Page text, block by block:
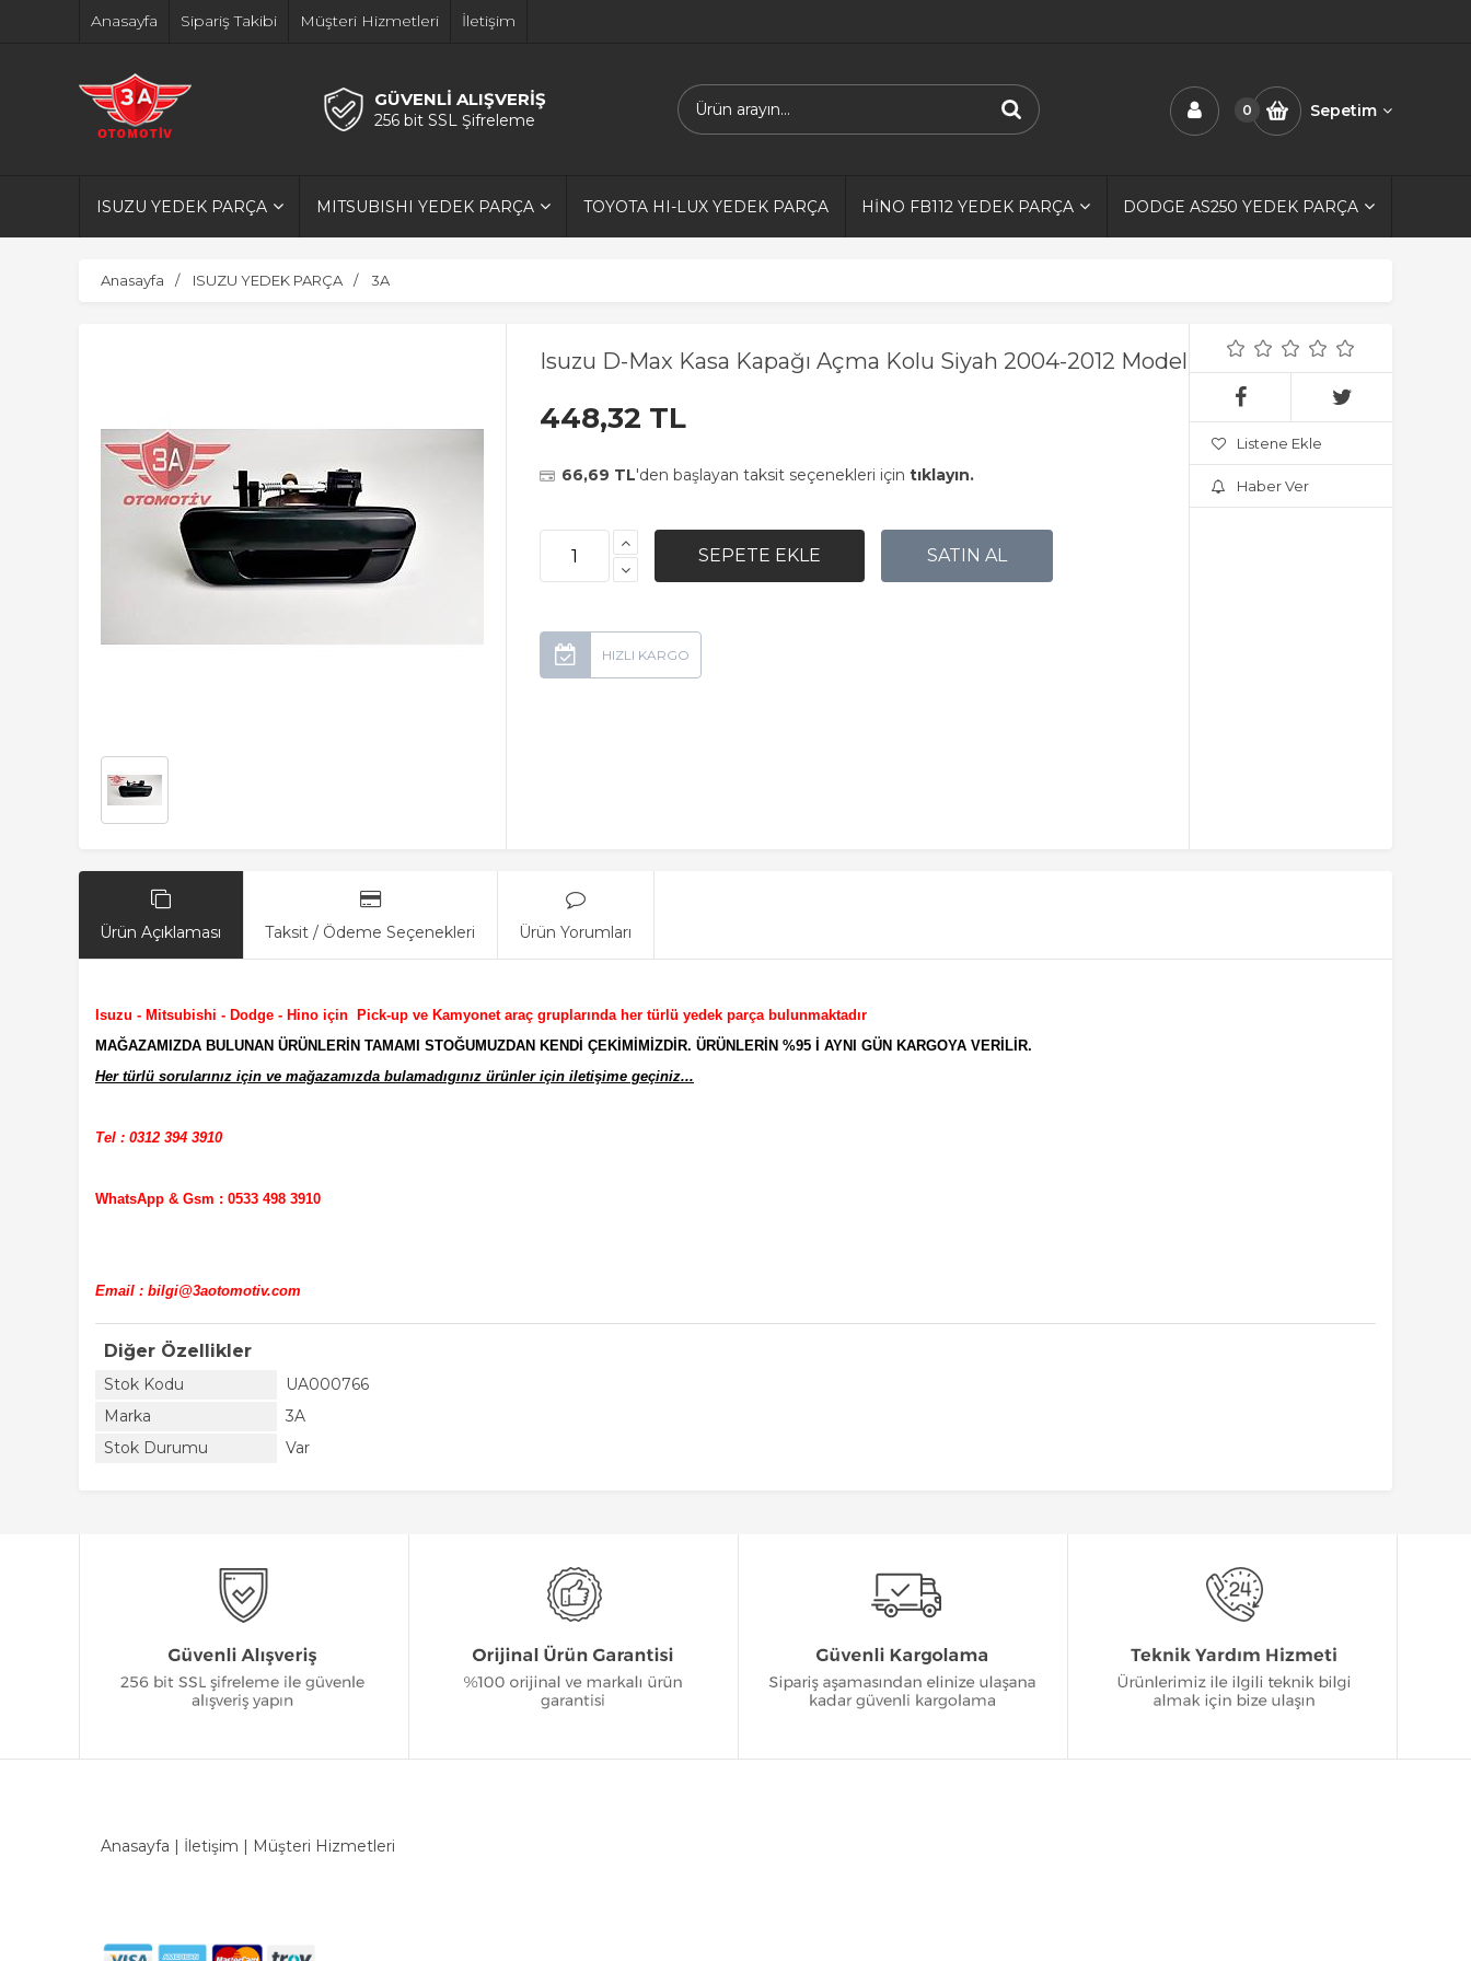
Anasayfa Sipariş Takibi Müşteri Hizmetleri İletişim
GÜVENLİ ALIŞVERİŞ
256 bit SSL Şifreleme
0 Sepetim
ISUZU YEDEK PARÇA MITSUBISHI YEDEK PARÇA TOYOTA HI-LUX YEDEK PARÇA HİNO FB112 YEDEK PARÇA DODGE AS250 YEDEK PARÇA
Anasayfa ISUZU YEDEK PARÇA 3A
Isuzu D-Max Kasa Kapağı Açma Kolu Siyah 2004-2012 Model
448,32 TL
66,69 TL'den başlayan taksit seçenekleri için tıklayın.
Listene Ekle
Haber Ver
Ürün Açıklaması Taksit / Ödeme Seçenekleri Ürün Yorumları
Isuzu - Mitsubishi - Dodge - Hino için Pick-up ve Kamyonet araç gruplarında her türlü yedek parça bulunmaktadır
MAĞAZAMIZDA BULUNAN ÜRÜNLERİN TAMAMI STOĞUMUZDAN KENDİ ÇEKİMİMİZDİR. ÜRÜNLERİN %95 İ AYNI GÜN KARGOYA VERİLİR.
Her türlü sorularınız için ve mağazamızda bulamadıgınız ürünler için iletişime geçiniz...
Tel : 0312 394 3910
WhatsApp & Gsm : 0533 498 3910
Email : bilgi@3aotomotiv.com
Diğer Özellikler
Stok Kodu
UA000766
Marka
3A
Stok Durumu
Var
Anasayfa | İletişim | Müşteri Hizmetleri